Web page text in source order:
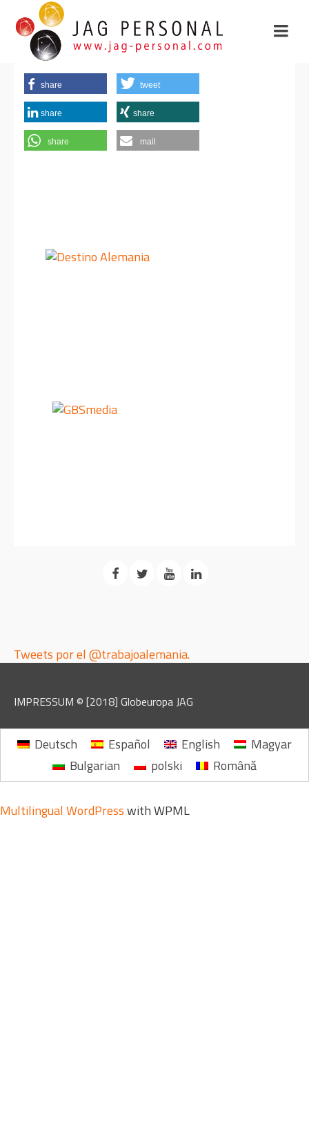
share tweet
share share
share mail
Tweets por el @trabajoalemania.
IMPRESSUM © [2018] Globeuropa JAG
Deutsch Español English
Magyar
Bulgarian
polski Română
Multilingual WordPresswith WPML